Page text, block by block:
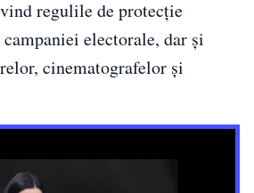
regulile de protecţie
electorale, dar şi
cinematografelor şi